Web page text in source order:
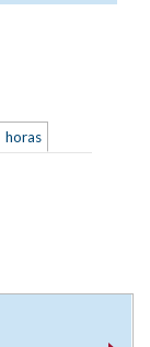
horas